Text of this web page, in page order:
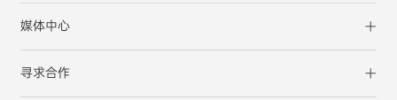
媒体中心
寻求合作